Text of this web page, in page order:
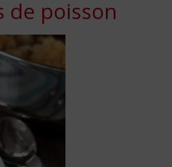
de poisson